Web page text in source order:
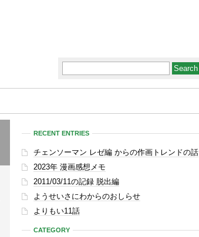
RECENT ENTRIES
チェンソーマン レゼ編 からの作画トレンドの話
2023年 漫画感想メモ
2011/03/11の記録 脱出編
ようせいさにわからのおしらせ
よりもい11話
CATEGORY